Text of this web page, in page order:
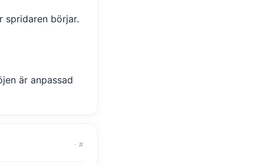
spridaren börjar.
är anpassad
· #